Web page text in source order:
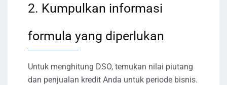
2. Kumpulkan informasi
formula yang diperlukan
Untuk menghitung DSO, temukan nilai piutang
dan penjualan kredit Anda untuk periode bisnis.